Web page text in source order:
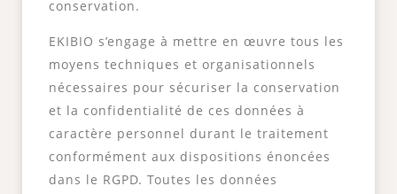
conservation.
EKIBIO s’engage à mettre en œuvre tous les
moyens techniques et organisationnels
nécessaires pour sécuriser la conservation
et la confidentialité de ces données à
caractère personnel durant le traitement
conformément aux dispositions énoncées
dans le RGPD. Toutes les données